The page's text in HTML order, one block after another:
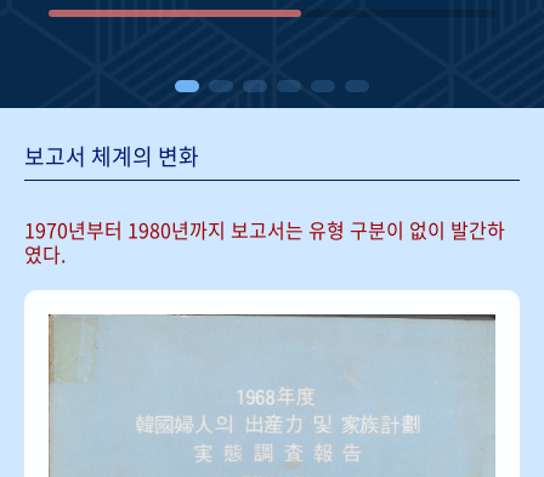
보고서 체계의 변화
1970년부터 1980년까지 보고서는 유형 구분이 없이 발간하
였다.